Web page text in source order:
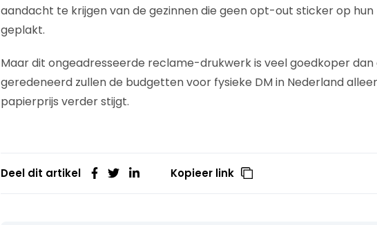
aandacht te krijgen van de gezinnen die geen opt-out sticker op
geplakt.
Maar dit ongeadresseerde reclame-drukwerk is veel goedkoper dan
geredeneerd zullen de budgetten voor fysieke DM in Nederland
papierprijs verder stijgt.
Deel dit artikel Kopieer link